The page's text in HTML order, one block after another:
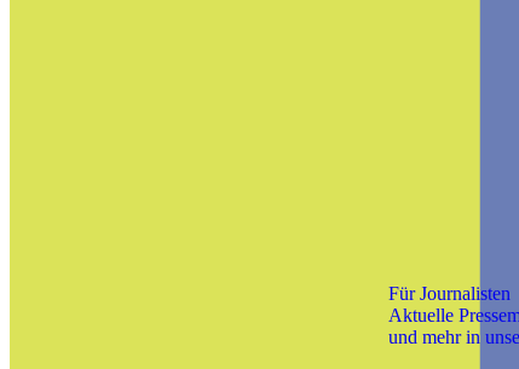
Für Journalisten
Aktuelle
und mehr in